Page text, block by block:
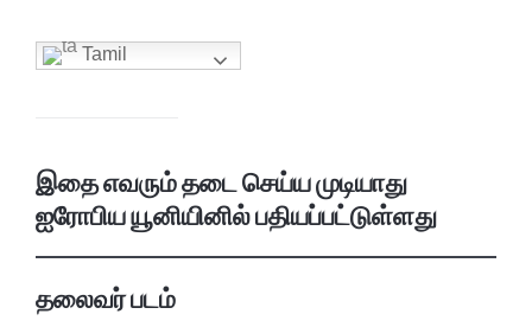
Tamil
இதை எவரும் தடை செய்ய முடியாது
ஐரோபிய யூனியினில் பதியப்பட்டுள்ளது
தலைவர் படம்